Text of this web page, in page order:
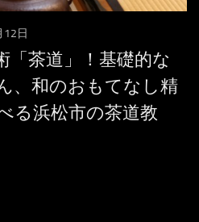
12日
「茶道」！基礎的な
、和のおもてなし精
る浜松市の茶道教